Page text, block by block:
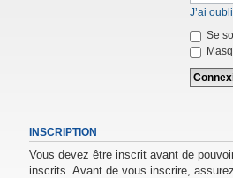
J’ai
Se
INSCRIPTION
Vous devez être inscrit avant de
inscrits. Avant de vous inscrire,